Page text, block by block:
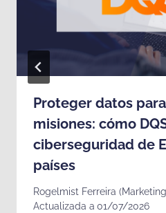
Proteger datos
misiones: cómo
ciberseguridad de
países
Rogelmist Ferreira
Actualizada a 01/07/2026